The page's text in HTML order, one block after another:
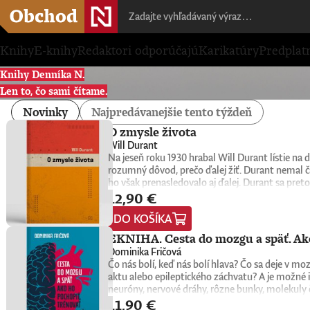
KnihyE-knihyRedaktori odporúčajúKarikatúry
Knihy Denníka N.
Len to, čo sami čítame.
Novinky Najpredávanejšie tento týždeň
O zmysle života
Will Durant
Na jeseň roku 1930 hrabal Will Durant lístie
rozumný dôvod, prečo ďalej žiť. Durant nemal
ho však prenasledovalo aj ďalej. Durant sa
konkrétne oni sami nachádzajú zmysel, cieľ a
1932. Keďže nemala žiadnu reklamu, tento
do rúk novej generácii čitateľov a čitateliek.
univerzitní profesori, psychológovia, štátnici,
spoločnú niť. Tá odhaľuje hlboké puto medzi
americký spisovateľ, historik a filozof, ktorý
Civilization), na ktorom vyše štyri desaťročia
myšlienkach zrozumiteľným, ľudským a
zmysluplnejšieho života.
12,90 €
DO KOŠÍKA
EKNIHA. Cesta do mozgu a späť.
Dominika Fričová
Čo nás bolí, keď nás bolí hlava? Čo sa deje v
aktu alebo epileptického záchvatu? A je
neuróny, nervové dráhy, rôzne bunky,
slovenská neurobiologička Dominika Fričová
11,90 €